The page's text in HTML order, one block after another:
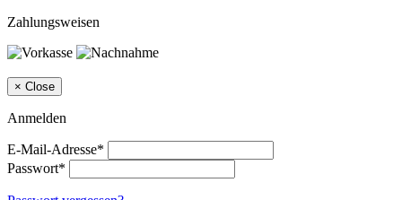
Zahlungsweisen
× Close
Anmelden
E-Mail-Adresse*
Passwort*